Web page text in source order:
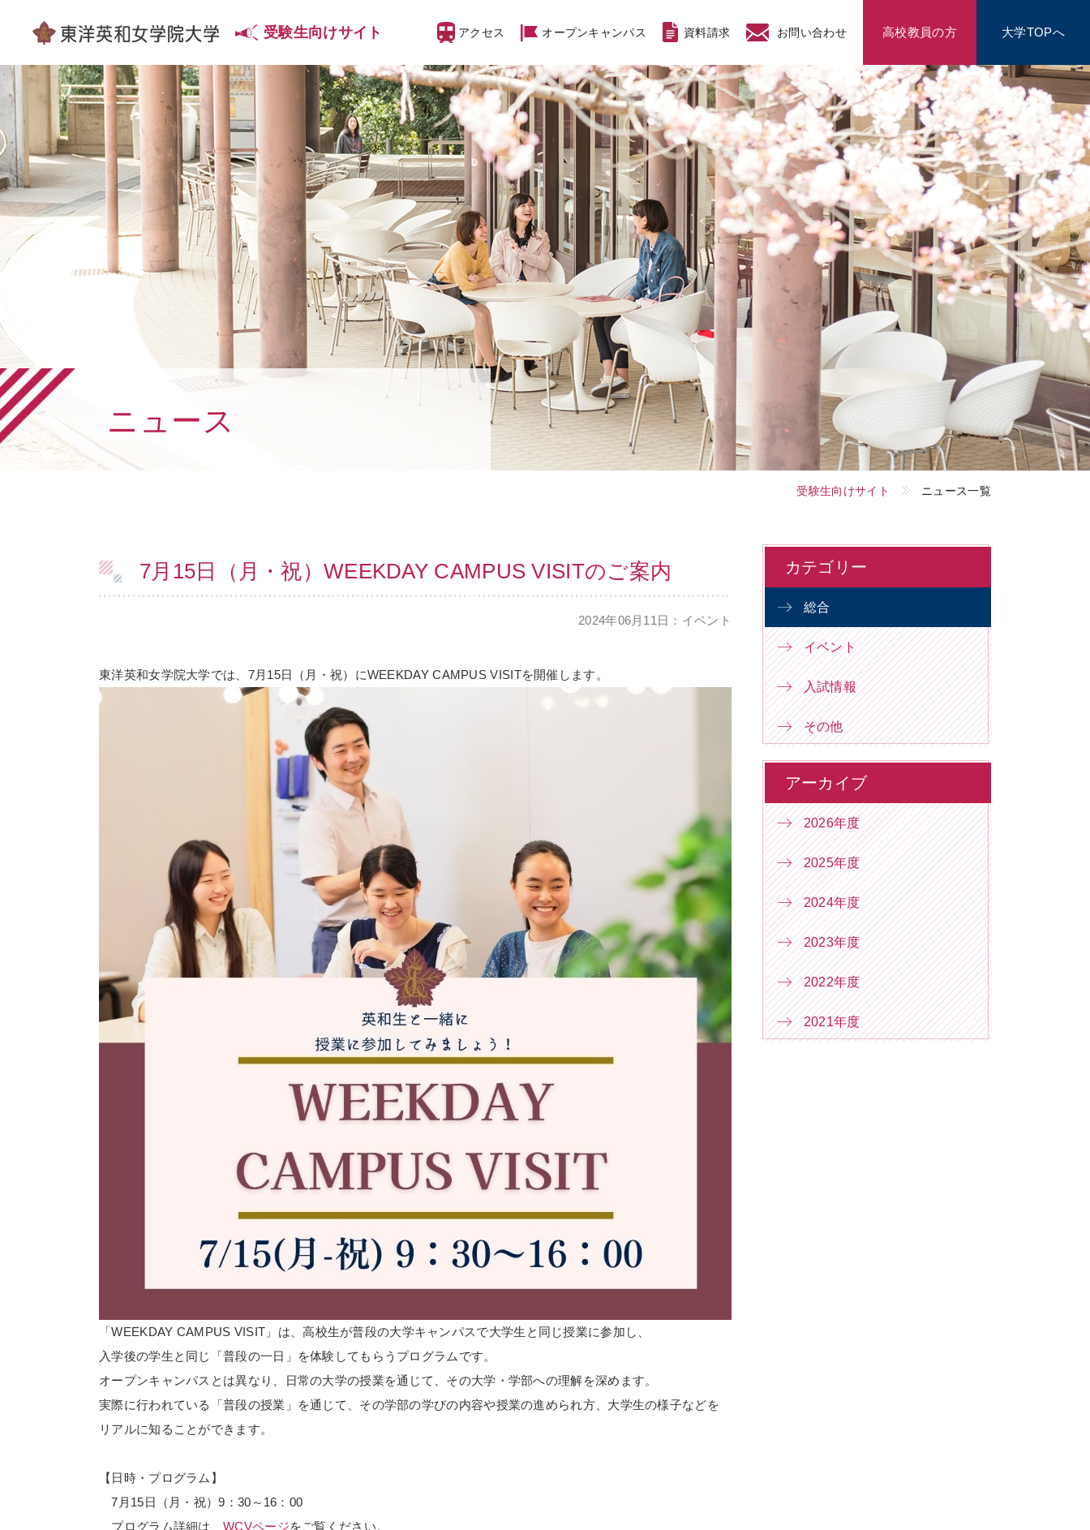
受験生向けサイト アクセス オープンキャンパス 資料請求 お問い合わせ 高校教員の方 大学TOPへ
ニュース
受験生向けサイト ニュース一覧
7月15日（月・祝）WEEKDAY CAMPUS VISITのご案内
2024年06月11日：イベント
東洋英和女学院大学では、7月15日（月・祝）にWEEKDAY CAMPUS VISITを開催します。
「WEEKDAY CAMPUS VISIT」は、高校生が普段の大学キャンパスで大学生と同じ授業に参加し、
入学後の学生と同じ「普段の一日」を体験してもらうプログラムです。
オープンキャンパスとは異なり、日常の大学の授業を通じて、その大学・学部への理解を深めます。
実際に行われている「普段の授業」を通じて、その学部の学びの内容や授業の進められ方、大学生の様子などを
リアルに知ることができます。
【日時・プログラム】
7月15日（月・祝）9：30 ～ 16 ： 00
プログラム詳細は、 WCVページをご覧ください。
カテゴリー
総合
イベント
入試情報
その他
アーカイブ
2026年度
2025年度
2024年度
2023年度
2022年度
2021年度